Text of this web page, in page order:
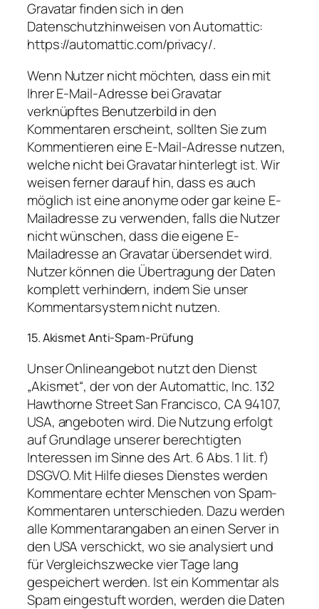
Gravatar finden sich in den
Datenschutzhinweisen von Automattic:
https://automattic.com/privacy/.
Wenn Nutzer nicht möchten, dass ein mit
Ihrer E-Mail-Adresse bei Gravatar
verknüpftes Benutzerbild in den
Kommentaren erscheint, sollten Sie zum
Kommentieren eine E-Mail-Adresse nutzen,
welche nicht bei Gravatar hinterlegt ist. Wir
weisen ferner darauf hin, dass es auch
möglich ist eine anonyme oder gar keine E-
Mailadresse zu verwenden, falls die Nutzer
nicht wünschen, dass die eigene E-
Mailadresse an Gravatar übersendet wird.
Nutzer können die Übertragung der Daten
komplett verhindern, indem Sie unser
Kommentarsystem nicht nutzen.
15. Akismet Anti-Spam-Prüfung
Unser Onlineangebot nutzt den Dienst
„Akismet“, der von der Automattic, Inc. 132
Hawthorne Street San Francisco, CA 94107,
USA, angeboten wird. Die Nutzung erfolgt
auf Grundlage unserer berechtigten
Interessen im Sinne des Art. 6 Abs. 1 lit. f)
DSGVO. Mit Hilfe dieses Dienstes werden
Kommentare echter Menschen von Spam-
Kommentaren unterschieden. Dazu werden
alle Kommentarangaben an einen Server in
den USA verschickt, wo sie analysiert und
für Vergleichszwecke vier Tage lang
gespeichert werden. Ist ein Kommentar als
Spam eingestuft worden, werden die Daten